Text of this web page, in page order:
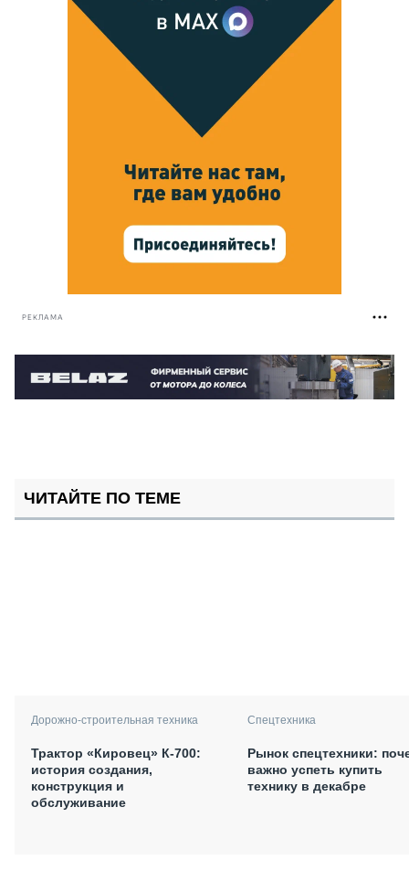
РЕКЛАМА
ЧИТАЙТЕ ПО ТЕМЕ
Дорожно-строительная техника
Трактор «Кировец» К-700:
история создания,
конструкция и
обслуживание
Спецтехника
Рынок спецтехники:
важно успеть купить
технику в декабре